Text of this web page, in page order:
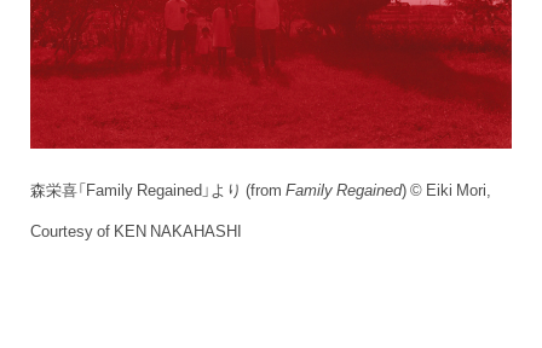
森栄喜「Family Regained」より (from Family Regained) © Eiki Mori,
Courtesy of KEN NAKAHASHI